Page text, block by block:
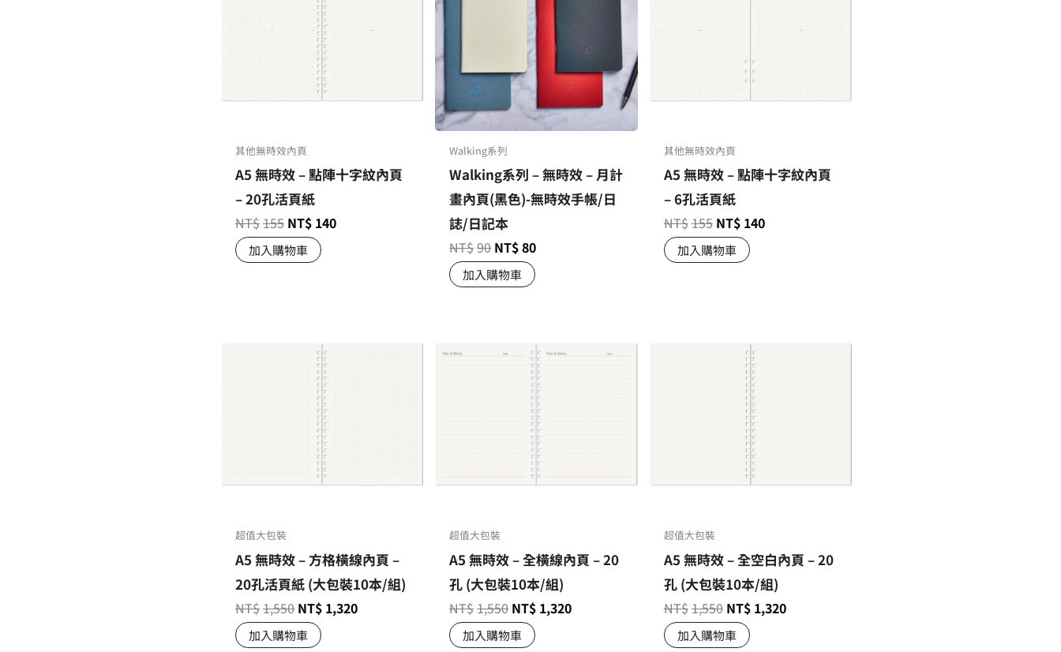
其他無時效內頁
A5 無時效 – 點陣十字紋內頁
– 20孔活頁紙
NT$155 NT$ 140
加入購物車
Walking系列
Walking系列 – 無時效 – 月計
畫內頁(黑色)-無時效手帳/日
誌/日記本
NT$90NT$80
加入購物車
其他無時效內頁
A5 無時效 – 點陣十字紋內頁
– 6孔活頁紙
NT$155 NT$ 140
加入購物車
超值大包裝
A5 無時效 – 方格橫線內頁 –
20孔活頁紙 (大包裝10本/組)
NT$1,550 NT$ 1,320
加入購物車
超值大包裝
A5 無時效 – 全橫線內頁 – 20
孔 (大包裝10本/組)
NT$1,550NT$ 1,320
加入購物車
超值大包裝
A5 無時效 – 全空白內頁 – 20
孔 (大包裝10本/組)
NT$1,550 NT$ 1,320
加入購物車